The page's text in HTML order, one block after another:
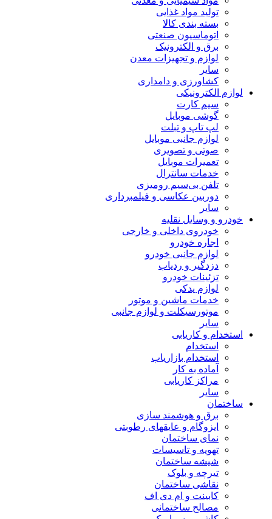
تولید مواد غذایی
بسته بندی کالا
اتوماسیون صنعتی
برق و الکترونیک
لوازم و تجهیزات معدن
سایر
کشاورزی و دامداری
لوازم الکترونیکی
سیم کارت
گوشی موبایل
لپ تاپ و تبلت
لوازم جانبی موبایل
صوتی و تصویری
تعمیرات موبایل
خدمات سانترال
تلفن بی‌سیم رومیزی
دوربین عکاسی و فیلمبرداری
سایر
خودرو و وسایل نقلیه
خودروی داخلی و خارجی
اجاره خودرو
لوازم جانبی خودرو
دزدگیر و ردیاب
تزئینات خودرو
لوازم یدکی
خدمات ماشین و موتور
موتورسیکلت و لوازم جانبی
سایر
استخدام و کاریابی
استخدام
استخدام بازاریاب
آماده به کار
مراکز کاریابی
سایر
ساختمان
برق و هوشمند سازی
ایزوگام و عایقهای رطوبتی
نمای ساختمان
تهویه و تاسیسات
شیشه ساختمان
تیرچه و بلوک
نقاشی ساختمان
کابینت و ام دی اف
مصالح ساختمانی